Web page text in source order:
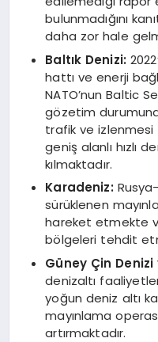
bulunmadığını
daha zor hale
Baltık Denizi:
hattı ve enerji
NATO’nun Baltic
gözetim
trafik ve izlenmesi
geniş alanlı hızlı
kılmaktadır.
Karadeniz:
sürüklenen
hareket etmekte
bölgeleri tehdit
Güney Çin
denizaltı
yoğun deniz altı
mayınlama
artırmaktadır.